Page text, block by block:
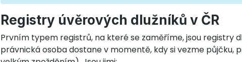
Registry úvěrových dlužníků v ČR
Prvním typem registrů, na které se zaměříme, jsou registry
právnická osoba dostane v momentě, kdy si vezme půjčku,